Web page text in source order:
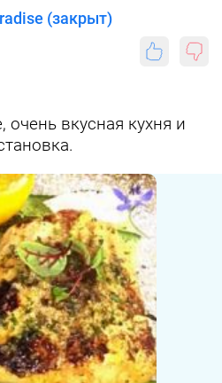
(закрыт)
очень вкусная кухня и